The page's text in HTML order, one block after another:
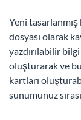
Yeni
dosyası olarak
yazdırılabilir
oluşturarak ve
kartları
sunumunuz